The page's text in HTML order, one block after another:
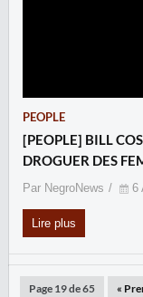
PEOPLE
[PEOPLE] BILL
DROGUER DES
Par NegroNews 6
Lire plus
Page 19 de 65 «